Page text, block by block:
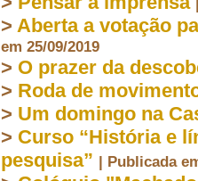
> Aberta a votação
em 25/09/2019
> O prazer da
> Roda de
> Um domingo na
> Curso “História e
pesquisa” | Publicada